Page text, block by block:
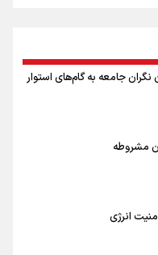
جامعه به گام‌های استوار
مشروطه
انرژی